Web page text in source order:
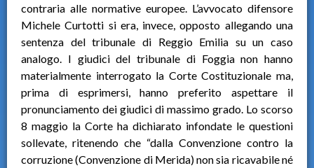
contraria alle normative europee. L’avvocato difensore
Michele Curtotti si era, invece, opposto allegando una
sentenza del tribunale di Reggio Emilia su un caso
analogo. I giudici del tribunale di Foggia non hanno
materialmente interrogato la Corte Costituzionale ma,
prima di esprimersi, hanno preferito aspettare il
pronunciamento dei giudici di massimo grado. Lo scorso
8 maggio la Corte ha dichiarato infondate le questioni
sollevate, ritenendo che “dalla Convenzione contro la
corruzione (Convenzione di Merida) non sia ricavabile né